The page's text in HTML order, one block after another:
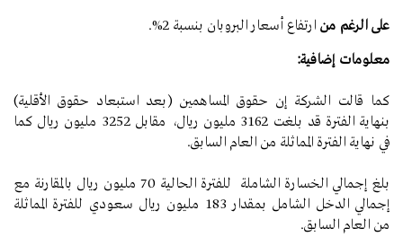
على الرغم من ارتفاع أسعار البروبان بنسبة 2%.
معلومات إضافية:
كما قالت الشركة إن حقوق المساهمين (بعد استبعاد حقوق الأقلية)
بنهاية الفترة قد بلغت 3162 مليون ريال، مقابل
3252 مليون ريال كما
في نهاية الفترة المماثلة من العام السابق.
بلغ إجمالي الخسارة الشاملة للفترة الحالية 70 مليون ريال بالمقارنة مع
إجمالي الدخل الشامل بمقدار 183 مليون ريال سعودي للفترة المماثلة
من العام السابق.